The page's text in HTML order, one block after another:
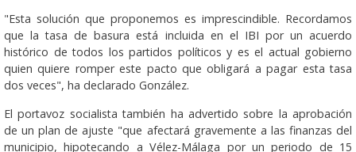
"Esta solución que proponemos es imprescindible. Recordamos
que la tasa de basura está incluida en el IBI por un acuerdo
histórico de todos los partidos políticos y es el actual gobierno
quien quiere romper este pacto que obligará a pagar esta tasa
dos veces", ha declarado González.
El portavoz socialista también ha advertido sobre la aprobación
de un plan de ajuste "que afectará gravemente a las finanzas del
municipio, hipotecando a Vélez-Málaga por un periodo de 15